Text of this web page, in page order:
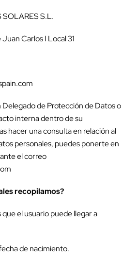
SOLARES S.L.
Carlos I Local 31
Delegado de Protección de Datos o
interna dentro de su
hacer una consulta en relación al
personales, puedes ponerte en
el correo
recopilamos?
el usuario puede llegar a
de nacimiento.